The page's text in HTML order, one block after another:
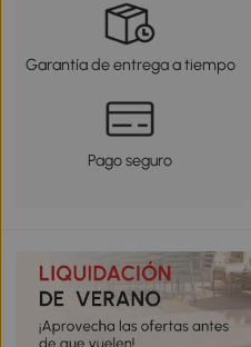
Garantía de entrega a tiempo
Pago seguro